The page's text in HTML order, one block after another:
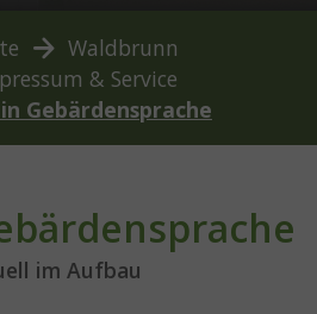
Waldbrunn
& Service
Gebärdensprache
im Aufbau